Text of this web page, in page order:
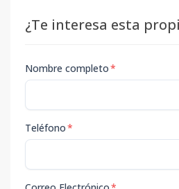
¿Te interesa esta
Nombre completo*
Teléfono*